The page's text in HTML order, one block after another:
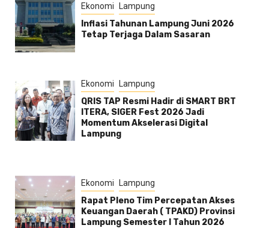
Ekonomi Lampung
Inflasi Tahunan Lampung Juni 2026
Tetap Terjaga Dalam Sasaran
Ekonomi Lampung
QRIS TAP Resmi Hadir di SMART BRT
ITERA, SIGER Fest 2026 Jadi
Momentum Akselerasi Digital
Lampung
Ekonomi Lampung
Rapat Pleno Tim Percepatan Akses
Keuangan Daerah ( TPAKD) Provinsi
Lampung Semester l Tahun 2026